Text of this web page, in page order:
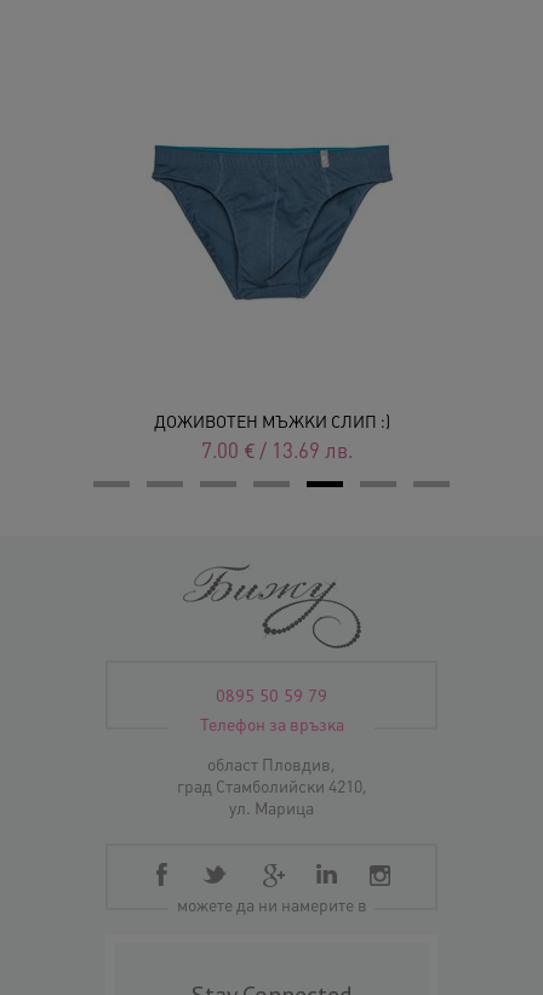
ДОЖИВОТЕН МЪЖКИ СЛИП :)
7.00 € / 13.69 лв.
0895 50 59 79
Телефон за връзка
област Пловдив,
град Стамболийски 4210,
ул. Марица
можете да ни намерите в